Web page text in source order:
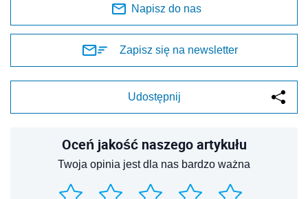
Napisz do nas
Zapisz się na newsletter
Udostępnij
Oceń jakość naszego artykułu
Twoja opinia jest dla nas bardzo ważna